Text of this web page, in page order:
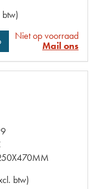
Niet op voorraad
Mail ons
btw)